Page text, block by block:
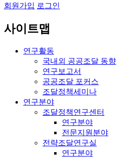
회원가입 로그인
사이트맵
연구활동
국내외 공공조달 동향
연구보고서
공공조달 포커스
조달정책세미나
연구분야
조달정책연구센터
연구분야
전문지원분야
전략조달연구실
연구분야